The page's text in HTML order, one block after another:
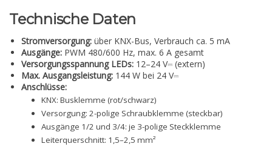
Technische Daten
Stromversorgung: über KNX-Bus, Verbrauch ca. 5 mA
Ausgänge: PWM 480/600 Hz, max. 6 A gesamt
Versorgungsspannung LEDs: 12–24 V⎓ (extern)
Max. Ausgangsleistung: 144 W bei 24 V⎓
Anschlüsse:
KNX: Busklemme (rot/schwarz)
Versorgung: 2-polige Schraubklemme (steckbar)
Ausgänge 1/2 und 3/4: je 3-polige Steckklemme
Leiterquerschnitt: 1,5–2,5 mm²